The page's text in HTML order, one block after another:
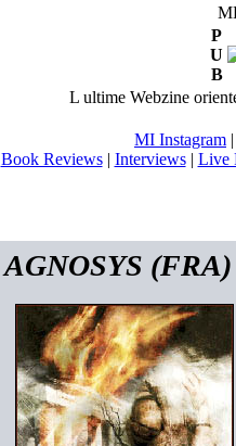
P
U
B
L ultime Webzine
MI Instagram
Book Reviews| Interviews| Live
AGNOSYS